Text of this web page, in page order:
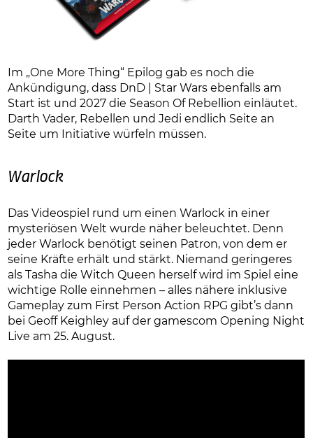
Im „One More Thing“ Epilog gab es noch die
Ankündigung, dass DnD | Star Wars ebenfalls am
Start ist und 2027 die Season Of Rebellion einläutet.
Darth Vader, Rebellen und Jedi endlich Seite an
Seite um Initiative würfeln müssen.
Warlock
Das Videospiel rund um einen Warlock in einer
mysteriösen Welt wurde näher beleuchtet. Denn
jeder Warlock benötigt seinen Patron, von dem er
seine Kräfte erhält und stärkt. Niemand geringeres
als Tasha die Witch Queen herself wird im Spiel eine
wichtige Rolle einnehmen – alles nähere inklusive
Gameplay zum First Person Action RPG gibt’s dann
bei Geoff Keighley auf der gamescom Opening Night
Live am 25. August.